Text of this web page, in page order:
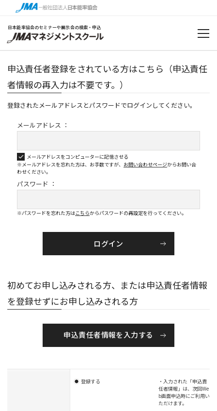
日本能率協会のセミナーや展示会の検索・申込
申込責任者登録をされている方はこちら（申込責任
者情報の再入力は不要です。）
登録されたメールアドレスとパスワードでログインしてください。
メールアドレス ：
メールアドレスをコンピューターに記憶させる
※メールアドレスを忘れた方は、お手数ですが、 お問い合わせページからお問い合
わせください。
パスワード ：
※パスワードを忘れた方はこちらからパスワードの再設定を行ってください。
初めてお申し込みされる方、または申込責任者情報
を登録せずにお申し込みされる方
申込責任者情報を入力する
登録する
・入力された「申込責
任者情報」は、次回We
b画面申込時にご利用い
ただけます。